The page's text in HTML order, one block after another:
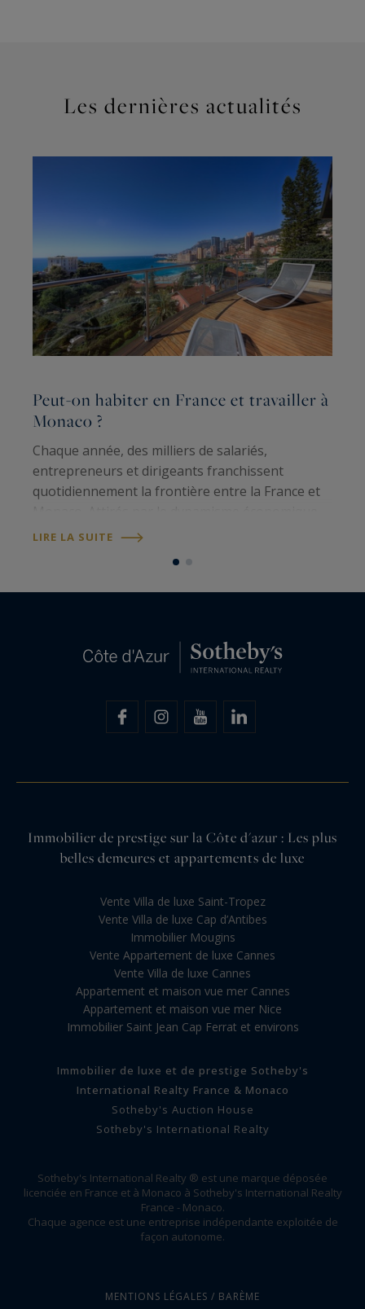
Les dernières actualités
Peut-on habiter en France et travailler à
Monaco ?
Chaque année, des milliers de salariés,
entrepreneurs et dirigeants franchissent
quotidiennement la frontière entre la France et
de la Principauté, beaucoup choisissent pourtant
LIRE LA SUITE
Immobilier de prestige sur la Côte d'azur : Les plus
belles demeures et appartements de luxe
Vente Villa de luxe Saint-Tropez
Vente Villa de luxe Cap d’Antibes
Immobilier Mougins
Vente Appartement de luxe Cannes
Vente Villa de luxe Cannes
Appartement et maison vue mer Cannes
Appartement et maison vue mer Nice
Immobilier Saint Jean Cap Ferrat et environs
Immobilier de luxe et de prestige Sotheby's
International Realty France & Monaco
Sotheby's Auction House
Sotheby's International Realty
Sotheby's International Realty ® est une marque déposée
licenciée en France et à Monaco à Sotheby's International Realty
France - Monaco.
Chaque agence est une entreprise indépendante exploitée de
façon autonome.
MENTIONS LÉGALES / BARÈME